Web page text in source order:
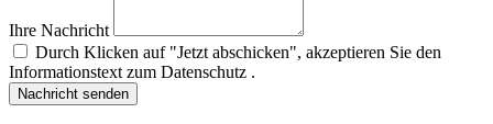
Ihre Nachricht
Durch Klicken auf "Jetzt abschicken", akzeptieren Sie den
Informationstext zum Datenschutz .
Nachricht senden